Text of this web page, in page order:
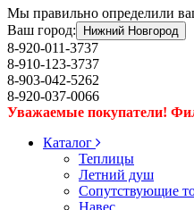
Мы правильно определили
Ваш город:
Нижний Новгород
8-920-011-3737
8-910-123-3737
8-903-042-5262
8-920-037-0066
Уважаемые покупатели!
Каталог
Теплицы
Летний душ
Сопутствующие
Навес